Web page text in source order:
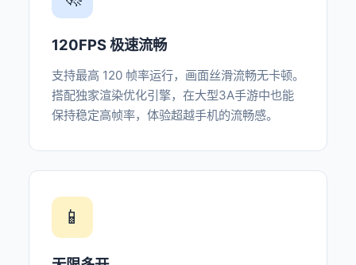
120FPS 极速流畅
支持最高 120 帧率运行，画面丝滑流畅无卡顿。
搭配独家渲染优化引擎，在大型3A手游中也能
保持稳定高帧率，体验超越手机的流畅感。
📱